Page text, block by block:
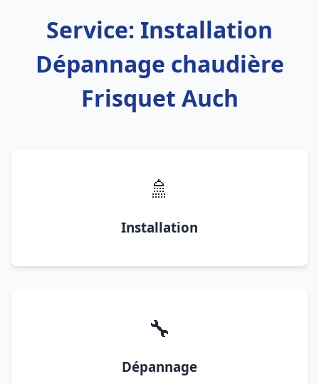
Service: Installation
Dépannage chaudière
Frisquet Auch
🚿
Installation
🔧
Dépannage